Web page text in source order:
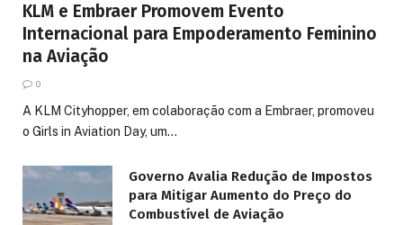
KLM e Embraer Promovem Evento
Internacional para Empoderamento Feminino
na Aviação
0
A KLM Cityhopper, em colaboração com a Embraer, promoveu
o Girls in Aviation Day, um…
Governo Avalia Redução de Impostos
para Mitigar Aumento do Preço do
Combustível de Aviação